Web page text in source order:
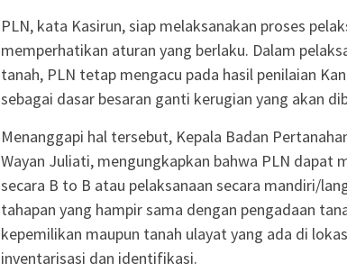
PLN, kata Kasirun, siap melaksanakan proses
memperhatikan aturan yang berlaku. Dalam
tanah, PLN tetap mengacu pada hasil penilaian
sebagai dasar besaran ganti kerugian yang akan
Menanggapi hal tersebut, Kepala Badan
Wayan Juliati, mengungkapkan bahwa PLN dapat
secara B to B atau pelaksanaan secara mandiri/
tahapan yang hampir sama dengan pengadaan
kepemilikan maupun tanah ulayat yang ada di
inventarisasi dan identifikasi.